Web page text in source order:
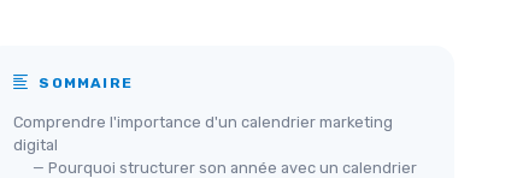
SOMMAIRE
Comprendre l'importance d'un calendrier marketing
digital
— Pourquoi structurer son année avec un calendrier